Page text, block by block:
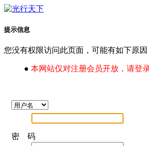
提示信息
您没有权限访问此页面，可能有如下原因
● 本网站仅对注册会员开放，请登
密 码